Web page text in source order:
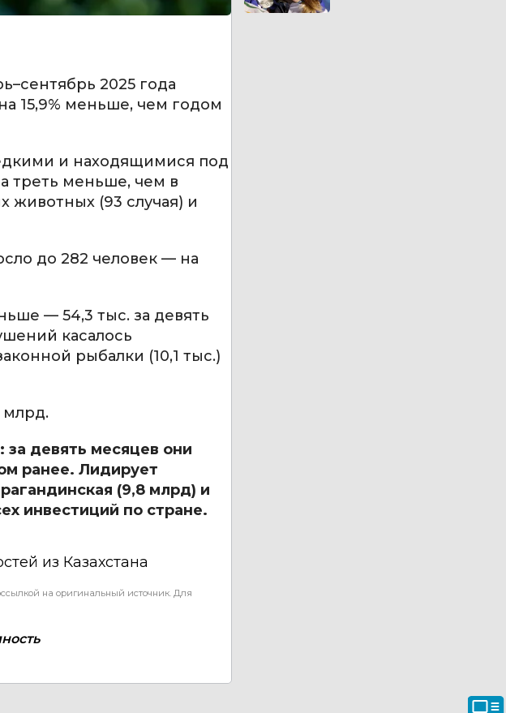
2025 года
15,9% меньше, чем годом
и находящимися под
треть меньше, чем в
(93 случая) и
до 282 человек — на
— 54,3 тыс. за девять
касалось
рыбалки (10,1 тыс.)
млрд.
девять месяцев они
ранее. Лидирует
(9,8 млрд) и
инвестиций по стране.
из Казахстана
на оригинальный источник. Для